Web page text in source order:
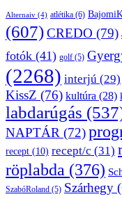
Alternaiv (4) atlétika (6)
(607)CREDO (79)
fotók (41) golf (5)
(2268) interjú (29)
KissZ (76) kultúra (28)
labdarúgás
NAPTÁR (72)
recept (10) recept/c (31)
röplabda (376)
SzabóRoland (5) Szárhegy